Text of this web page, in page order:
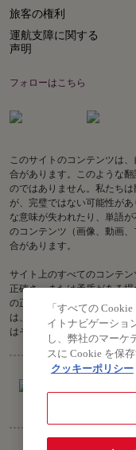
旅客の権利
運航支障に関する
声明
フォローはこちら
このサイトのコンテンツは
合があります。このような
のではありません。私たち
が、完璧ではない可能性が
な意味が失われたり、単語
のコンテンツ（画像、動画
合があります。
サイト上のすべてのコンテ
正確さ、または矛盾がある
の正確性に関してご質問があ
は、古い翻訳または不正確
はそれらに関連する損失ま
「すべての
イトナビゲーショ
し、弊社のマーケ
スに Cookie を保
クッキーポリシー